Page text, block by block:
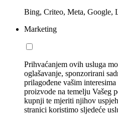
Bing, Criteo, Meta, Google,
Marketing
Prihvaćanjem ovih usluga
oglašavanje, sponzorirani
prilagođene vašim
proizvode na temelju Vašeg
kupnji te mjeriti njihov
stranici koristimo sljedeće